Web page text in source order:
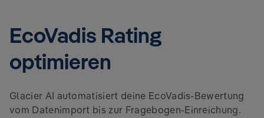
EcoVadis Rating
optimieren
Glacier AI automatisiert deine EcoVadis-Bewertung
vom Datenimport bis zur Fragebogen-Einreichung.